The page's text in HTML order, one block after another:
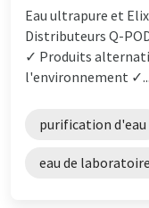
Eau ultrapure et
Distributeurs Q-
✓ Produits
l'environnement ✓...
purification d'eau
eau de